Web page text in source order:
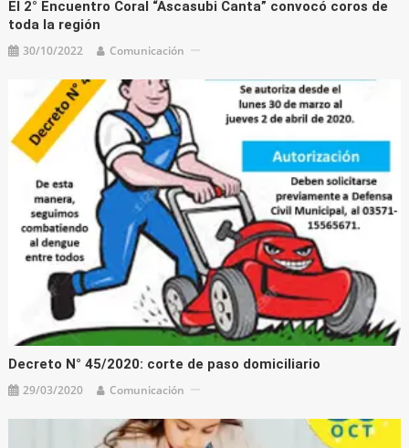
El 2° Encuentro Coral “Ascasubi Canta” convocó coros de
toda la región
30/10/2022 Comunicación
Decreto N° 45/2020: corte de paso domiciliario
29/03/2020 Comunicación